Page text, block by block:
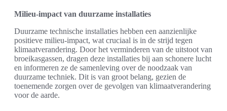
Milieu-impact van duurzame installaties
Duurzame technische installaties hebben een aanzienlijke
positieve milieu-impact, wat cruciaal is in de strijd tegen
klimaatverandering. Door het verminderen van de uitstoot van
broeikasgassen, dragen deze installaties bij aan schonere lucht
en informeren ze de samenleving over de noodzaak van
duurzame techniek. Dit is van groot belang, gezien de
toenemende zorgen over de gevolgen van klimaatverandering
voor de aarde.